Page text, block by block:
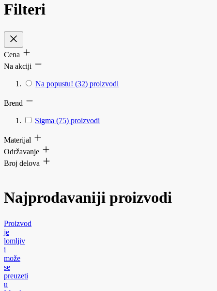
Filteri
Cena
Na akciji
Na popustu! (32) proizvodi
Brend
Sigma (75) proizvodi
Materijal
Održavanje
Broj delova
Najprodavaniji proizvodi
Proizvod
je
lomljiv
i
može
se
preuzeti
u